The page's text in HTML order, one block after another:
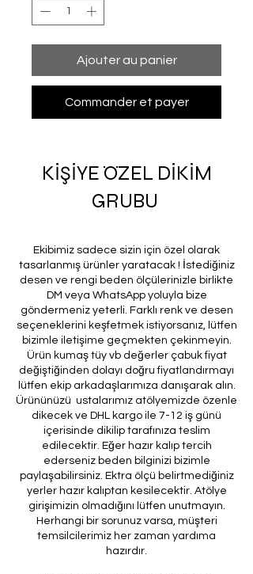
Ajouter au panier
Commander et payer
KİŞİYE ÖZEL DİKİM
GRUBU
Ekibimiz sadece sizin için özel olarak
tasarlanmış ürünler yaratacak ! İstediğiniz
desen ve rengi beden ölçülerinizle birlikte
DM veya WhatsApp yoluyla bize
göndermeniz yeterli. Farklı renk ve desen
seçeneklerini keşfetmek istiyorsanız, lütfen
bizimle iletişime geçmekten çekinmeyin.
Ürün kumaş tüy vb değerler çabuk fiyat
değiştiğinden dolayı doğru fiyatlandırmayı
lütfen ekip arkadaşlarımıza danışarak alın.
Ürününüzü ustalarımız atölyemizde özenle
dikecek ve DHL kargo ile 7-12 iş günü
içerisinde dikilip tarafınıza teslim
edilecektir. Eğer hazır kalıp tercih
ederseniz beden bilginizi bizimle
paylaşabilirsiniz. Ektra ölçü belirtmediğiniz
yerler hazır kalıptan kesilecektir. Atölye
girişimizin olmadığını lütfen unutmayın.
Herhangi bir sorunuz varsa, müşteri
temsilcilerimiz her zaman yardıma
hazırdır.